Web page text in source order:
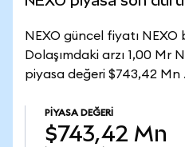
NEXO güncel fiyatı NEXO
Dolaşımdaki arzı 1,00 Mr
piyasa değeri $743,42 Mn .
PIYASA DEĞERI
$743,42 Mn